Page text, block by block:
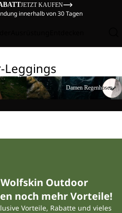
JETZT KAUFEN
innerhalb von 30 Tagen
Leggings
Damen Regenhosen
Damen Regenhosen
Outdoor
noch mehr Vorteile!
Vorteile, Rabatte und vieles